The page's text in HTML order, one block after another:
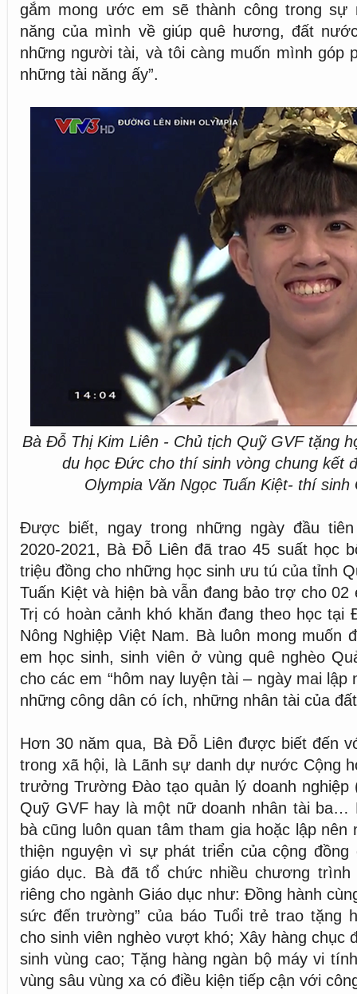
gắm mong ước em sẽ thành công trong sự
năng của mình về giúp quê hương, đất
những người tài, và tôi càng muốn mình góp
những tài năng ấy”.
Bà Đỗ Thị Kim Liên - Chủ tịch Quỹ GVF tặng
du học Đức cho thí sinh vòng chung kết
Olympia Văn Ngọc Tuấn Kiệt- thí sinh
Được biết, ngay trong những ngày đầu
2020-2021, Bà Đỗ Liên đã trao 45 suất học
triệu đồng cho những học sinh ưu tú của tỉnh
Tuấn Kiệt và hiện bà vẫn đang bảo trợ cho 02
Trị có hoàn cảnh khó khăn đang theo học tại
Nông Nghiệp Việt Nam. Bà luôn mong muốn
em học sinh, sinh viên ở vùng quê nghèo
cho các em “hôm nay luyện tài – ngày mai lập
những công dân có ích, những nhân tài của
Hơn 30 năm qua, Bà Đỗ Liên được biết đến
trong xã hội, là Lãnh sự danh dự nước Cộng
trưởng Trường Đào tạo quản lý doanh nghiệp
Quỹ GVF hay là một nữ doanh nhân tài
bà cũng luôn quan tâm tham gia hoặc lập
thiện nguyện vì sự phát triển của cộng
giáo dục. Bà đã tổ chức nhiều chương trình
riêng cho ngành Giáo dục như: Đồng hành
sức đến trường” của báo Tuổi trẻ trao tặng
cho sinh viên nghèo vượt khó; Xây hàng chục
sinh vùng cao; Tặng hàng ngàn bộ máy vi
vùng sâu vùng xa có điều kiện tiếp cận với